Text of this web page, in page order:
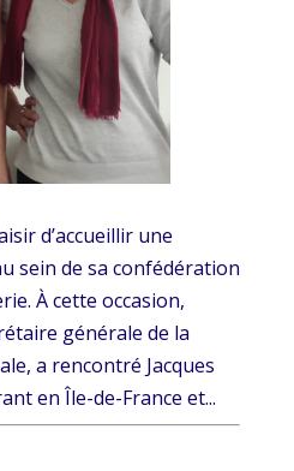
d’accueillir une
sein de sa confédération
À cette occasion,
générale de la
a rencontré Jacques
en Île-de-France et...